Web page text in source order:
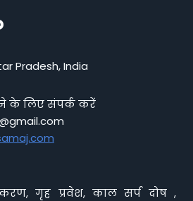
Pradesh, India
के लिए संपर्क करें
गृह प्रवेश, काल सर्प दोष ,